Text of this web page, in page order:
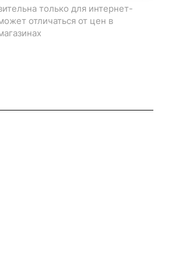
только для интернет-
отличаться от цен в